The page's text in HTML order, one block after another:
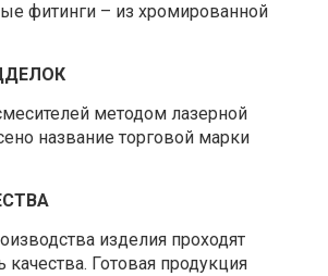
фитинги – из хромированной
методом лазерной
название торговой марки
изделия проходят
качества. Готовая продукция